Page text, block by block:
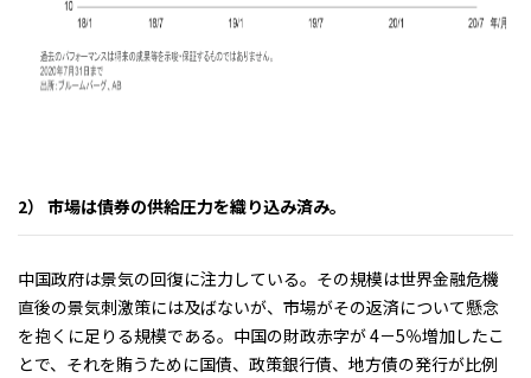
2） 市場は債券の供給圧力を織り込み済み。
中国政府は景気の回復に注力している。その規模は世界金融危機
直後の景気刺激策には及ばないが、市場がその返済について懸念
を抱くに足りる規模である。中国の財政赤字が 4－5％増加したこ
とで、それを賄うために国債、政策銀行債、地方債の発行が比例